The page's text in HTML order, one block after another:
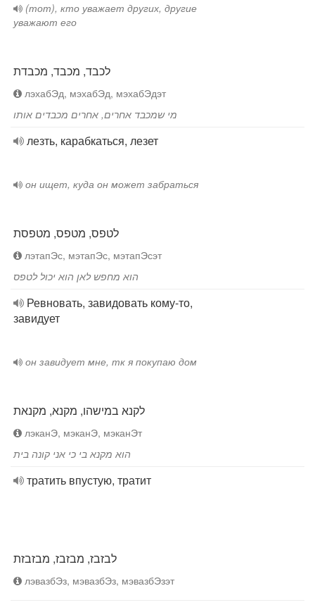
(тот), кто уважает других, другие
уважают его
לכבד, מכבד, מכבדת
лэхабЭд, мэхабЭд, мэхабЭдэт
מי שמכבד אחרים, אחרים מכבדים אותו
лезть, карабкаться, лезет
он ищет, куда он может забраться
לטפס, מטפס, מטפסת
лэтапЭс, мэтапЭс, мэтапЭсэт
הוא מחפש לאן הוא יכול לטפס
Ревновать, завидовать кому-то,
завидует
он завидует мне, тк я покупаю дом
לקנא במישהו, מקנא, מקנאת
лэканЭ, мэканЭ, мэканЭт
הוא מקנא בי כי אני קונה בית
тратить впустую, тратит
לבזבז, מבזבז, מבזבזת
лэвазбЭз, мэвазбЭз, мэвазбЭзэт